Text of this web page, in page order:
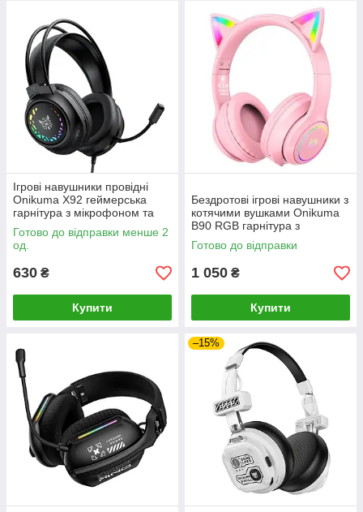
Ігрові навушники провідні
Onikuma X92 геймерська
гарнітура з мікрофоном та
RGB підсвічуванням (Black)-
LВR
Готово до відправки менше 2
од.
630 ₴
Купити
Бездротові ігрові навушники з
котячими вушками Onikuma
B90 RGB гарнітура з
мікрофоном (Pink)-LВR
Готово до відправки
1 050 ₴
Купити
–15%